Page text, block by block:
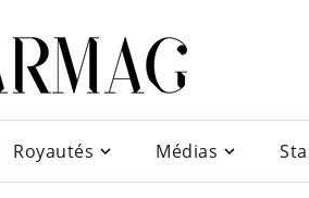
Royautés Médias